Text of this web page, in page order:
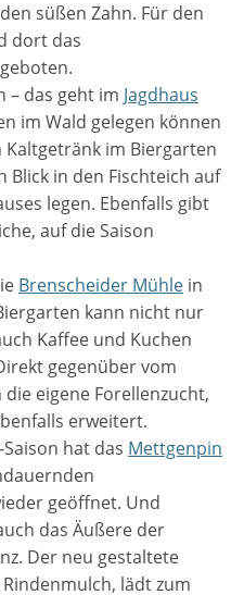
süßen Zahn. Für den
dort das
– das geht im Jagdhaus
im Wald gelegen können
im Biergarten
Blick in den Fischteich auf
legen. Ebenfalls gibt
auf die Saison
Brenscheider Mühle in
kann nicht nur
Kaffee und Kuchen
gegenüber vom
eigene Forellenzucht,
erweitert.
hat das Mettgenpin
geöffnet. Und
das Äußere der
Der neu gestaltete
lädt zum